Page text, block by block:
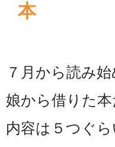
本
７月から読み
娘から借りた本
内容は５つぐ